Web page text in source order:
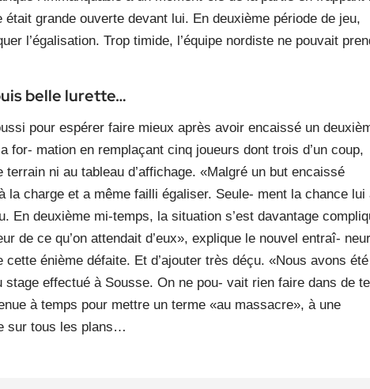
grande ouverte devant lui. En deuxième période de jeu,
l’égalisation. Trop timide, l’équipe nordiste ne pouvait
belle lurette…
pour espérer faire mieux après avoir encaissé un
for- mation en remplaçant cinq joueurs dont trois d’un coup,
ni au tableau d’affichage. «Malgré un but encaissé
la charge et a même failli égaliser. Seule- ment la chance lui
En deuxième mi-temps, la situation s’est davantage
de ce qu’on attendait d’eux», explique le nouvel entraî-
énième défaite. Et d’ajouter très déçu. «Nous avons été
stage effectué à Sousse. On ne pou- vait rien faire dans de
à temps pour mettre un terme «au massacre», à une
sur tous les plans…